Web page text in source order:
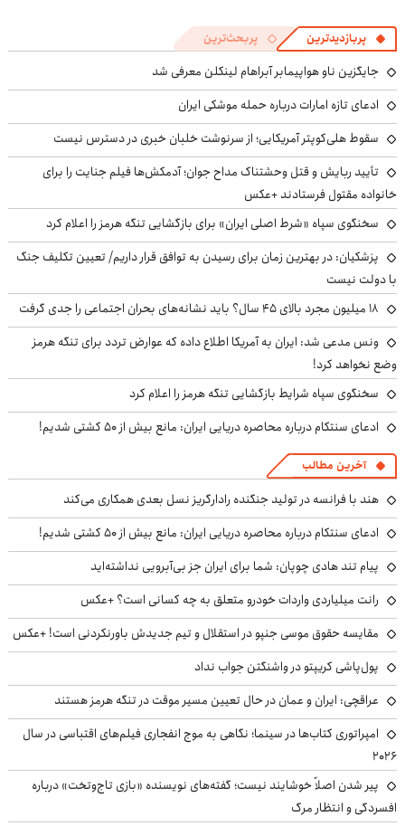
پربازدیدترین پربحث‌ترین
جایگزین ناو هواپیمابر آبراهام لینکلن معرفی شد
ادعای تازه امارات درباره حمله موشکی ایران
سقوط هلی‌کوپتر آمریکایی؛ از سرنوشت خلبان خبری در دسترس نیست
تأیید ربایش و قتل وحشتناک مداح جوان؛ آدمکش‌ها فیلم جنایت را برای
خانواده مقتول فرستادند +عکس
سخنگوی سپاه «شرط اصلی ایران» برای بازگشایی تنگه هرمز را اعلام کرد
پزشکیان‌: در بهترین زمان برای رسیدن به توافق قرار داریم/ تعیین تکلیف جنگ
با دولت نیست
۱۸ میلیون مجرد بالای ۴۵ سال؟ باید نشانه‌های بحران اجتماعی را جدی گرفت
ونس مدعی شد: ایران به آمریکا اطلاع داده که عوارض تردد برای تنگه هرمز
وضع نخواهد کرد!
سخنگوی سپاه شرایط بازگشایی تنگه هرمز را اعلام کرد
ادعای سنتکام درباره محاصره دریایی ایران: مانع بیش از ۵۰ کشتی شدیم!
آخرین مطالب
هند با فرانسه در تولید جنگنده رادارگریز نسل بعدی همکاری می‌کند
ادعای سنتکام درباره محاصره دریایی ایران: مانع بیش از ۵۰ کشتی شدیم!
پیام تند هادی چوپان: شما برای ایران جز بی‌آبرویی نداشته‌اید
رانت میلیاردی واردات خودرو متعلق به چه کسانی است؟ +عکس
مقایسه حقوق موسی جنپو در استقلال و تیم جدیدش باورنکردنی است! +عکس
پول‌پاشی کریپتو در واشنگتن جواب نداد
عراقچی: ایران و عمان در حال تعیین مسیر موقت در تنگه هرمز هستند
امپراتوری کتاب‌ها در سینما؛ نگاهی به موج انفجاری فیلم‌های اقتباسی در سال
۲۰۲۶
پیر شدن اصلاً خوشایند نیست؛ گفته‌های نویسنده «بازی تاج‌وتخت» درباره
افسردگی و انتظار مرگ